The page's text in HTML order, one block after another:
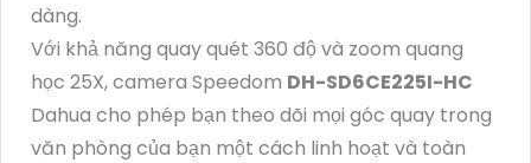
dàng.
Với khả năng quay quét 360 độ và zoom quang
học 25X, camera Speedom DH-SD6CE225I-HC
Dahua cho phép bạn theo dõi mọi góc quay trong
văn phòng của bạn một cách linh hoạt và toàn